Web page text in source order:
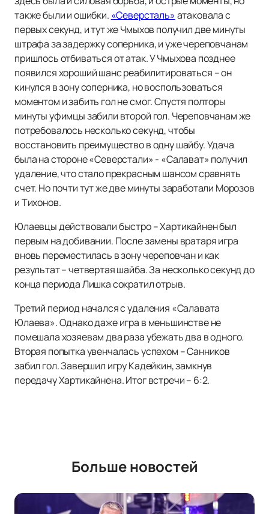
также были и ошибки. «Северсталь»атаковала с
первых секунд, и тут же Чмыхов получил две минуты
штрафа за задержку соперника, и уже череповчанам
пришлось отбиваться от атак. У Чмыхова позднее
появился хороший шанс реабилитироваться – он
кинулся в зону соперника, но воспользоваться
моментом и забить гол не смог. Спустя полторы
минуты уфимцы забили второй гол. Череповчанам же
потребовалось несколько секунд, чтобы
восстановить преимущество в одну шайбу. Удача
была на стороне «Северстали» - «Салават» получил
удаление, что стало прекрасным шансом сравнять
счет. Но почти тут же две минуты заработали Морозов
и Тихонов.
Юлаевцы действовали быстро – Хартикайнен был
первым на добивании. После замены вратаря игра
вновь переместилась в зону череповчан и как
результат – четвертая шайба. За несколько секунд до
конца периода Лишка сократил отрыв.
Третий период начался с удаления «Салавата
Юлаева». Однако даже игра в меньшинстве не
помешала хозяевам два раза убежать два в одного.
Вторая попытка увенчалась успехом – Санников
забил гол. Завершил игру Кадейкин, замкнув
передачу Хартикайнена. Итог встречи – 6:2.
Больше новостей